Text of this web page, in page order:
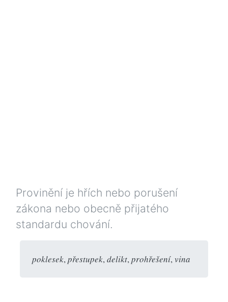
Provinění je hřích nebo porušení
zákona nebo obecně přijatého
standardu chování.
poklesek,přestupek,delikt,prohřešení,vina